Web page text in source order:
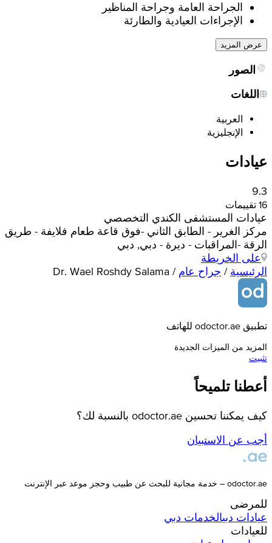
الجراحة العامة وجراحة المناظير
الإجراءات العيادية والطارئة
عرض المزيد
الصور
اللغات
العربية
الإنجليزية
عيادات
9.3
16 تقييمات
عيادات المستشفى الكندي التخصصي
مركز الغرير - الطابق الثاني -فوق قاعة طعام فلايفة - طريق
الرقة -المراقبات - ديرة - دبي, دبي
على الخريطة
الرئيسية / جراح عام /
Dr. Wael Roshdy Salama
تطبيق odoctor.ae للهاتف
المزيد من الميزات الجديدة
تثبيت
أعطنا تلميحاً
كيف يمكننا تحسين odoctor.ae بالنسبة لك؟
أجب عن الاستبيان
odoctor.ae – خدمة مجانية للبحث عن طبيب وحجز موعد عبر الإنترنت
للمرضى
عيادات دبيالخدمات دبي
للعيادات